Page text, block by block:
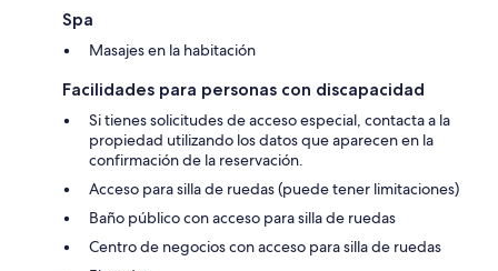
Spa
Masajes en la habitación
Facilidades para personas con discapacidad
Si tienes solicitudes de acceso especial, contacta a la
propiedad utilizando los datos que aparecen en la
confirmación de la reservación.
Acceso para silla de ruedas (puede tener limitaciones)
Baño público con acceso para silla de ruedas
Centro de negocios con acceso para silla de ruedas